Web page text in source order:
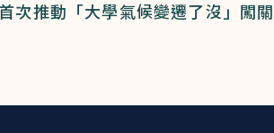
次推動「大學氣候變遷了沒」闖